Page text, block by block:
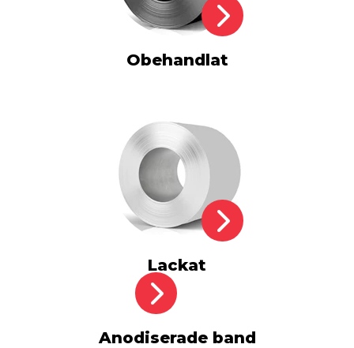
Obehandlat
Lackat
Anodiserade band